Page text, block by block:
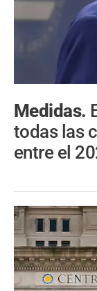
Medidas.
todas las
entre el